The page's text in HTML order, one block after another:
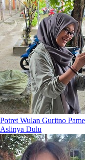
Potret Wulan Guritno
Aslinya Dulu